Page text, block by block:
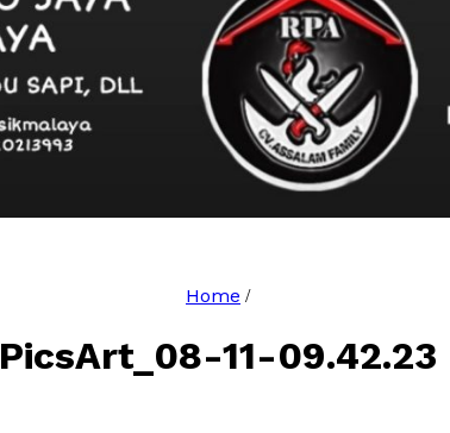
Home /
PicsArt_08-11-09.42.23